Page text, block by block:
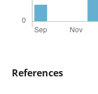
References